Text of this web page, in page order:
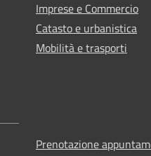
Imprese e Commercio
Catasto e urbanistica
Mobilità e trasporti
Prenotazione